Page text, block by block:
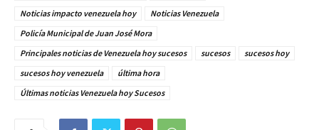
Noticias impacto venezuela hoy
Noticias Venezuela
Policía Municipal de Juan José Mora
Principales noticias de Venezuela hoy sucesos
sucesos
sucesos hoy
sucesos hoy venezuela
última hora
Últimas noticias Venezuela hoy Sucesos